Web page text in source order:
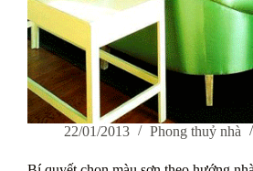
22/01/2013 Phong thuỷ nhà